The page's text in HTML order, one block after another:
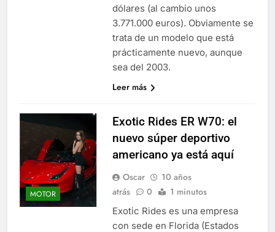
dólares (al cambio unos
3.771.000 euros). Obviamente se
trata de un modelo que está
prácticamente nuevo, aunque
sea del 2003.
Leer más
MOTOR
Exotic Rides ER W70: el
nuevo súper deportivo
americano ya está aquí
Oscar
10 años
atrás
0 1 minutos
Exotic Rides es una empresa
con sede en Florida (Estados